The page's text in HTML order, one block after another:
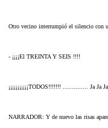
Otro vecino interrumpió el silencio con
- ¡¡¡¡El TREINTA Y SEIS !!!!
¡¡¡¡¡¡¡¡¡¡¡TODOS!!!!!!! .............. Ja Ja
NARRADOR: Y de nuevo las risas